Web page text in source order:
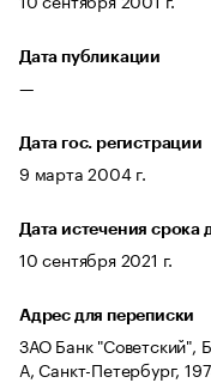
Дата публикации
—
Дата гос. регистрации
9 марта 2004 г.
Дата истечения срока
10 сентября 2021 г.
Адрес для переписки
ЗАО Банк "Советский",
А, Санкт-Петербург,